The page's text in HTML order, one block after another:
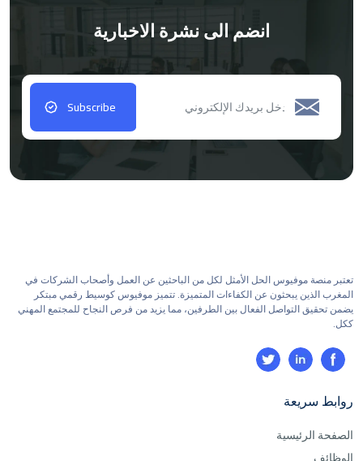
انضم الى نشرة الاخبارية
Subscribe
تعتبر منصة موفيوس الحل الأمثل لكل من الباحثين عن العمل وأصحاب الشركات في
المغرب الذين يبحثون عن الكفاءات المتميزة. تتميز موفيوس كوسيط رقمي مبتكر
يضمن تحقيق التواصل الفعال بين الطرفين، مما يزيد من فرص النجاح للمجتمع المهني
ككل.
روابط سريعة
الصفحة الرئيسية